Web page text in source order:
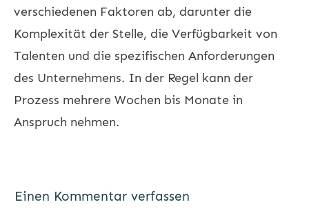
verschiedenen Faktoren ab, darunter die
Komplexität der Stelle, die Verfügbarkeit von
Talenten und die spezifischen Anforderungen
des Unternehmens. In der Regel kann der
Prozess mehrere Wochen bis Monate in
Anspruch nehmen.
Einen Kommentar verfassen